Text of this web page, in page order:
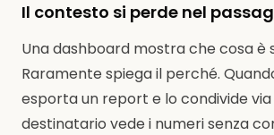
Il contesto si perde nel
Una dashboard mostra che cosa è
Raramente spiega il perché.
esporta un report e lo condivide via
destinatario vede i numeri senza